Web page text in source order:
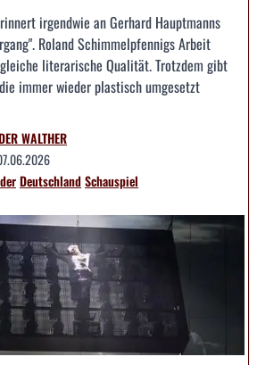
irgendwie an Gerhard Hauptmanns
Roland Schimmelpfennigs Arbeit
literarische Qualität. Trotzdem gibt
immer wieder plastisch umgesetzt
WALTHER
DeutschlandSchauspiel